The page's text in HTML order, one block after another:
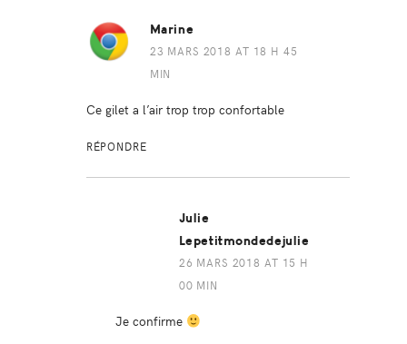
Marine
23 MARS 2018 AT 18 H 45
MIN
Ce gilet a l’air trop trop confortable
RÉPONDRE
Julie
Lepetitmondedejulie
26 MARS 2018 AT 15 H
00 MIN
Je confirme